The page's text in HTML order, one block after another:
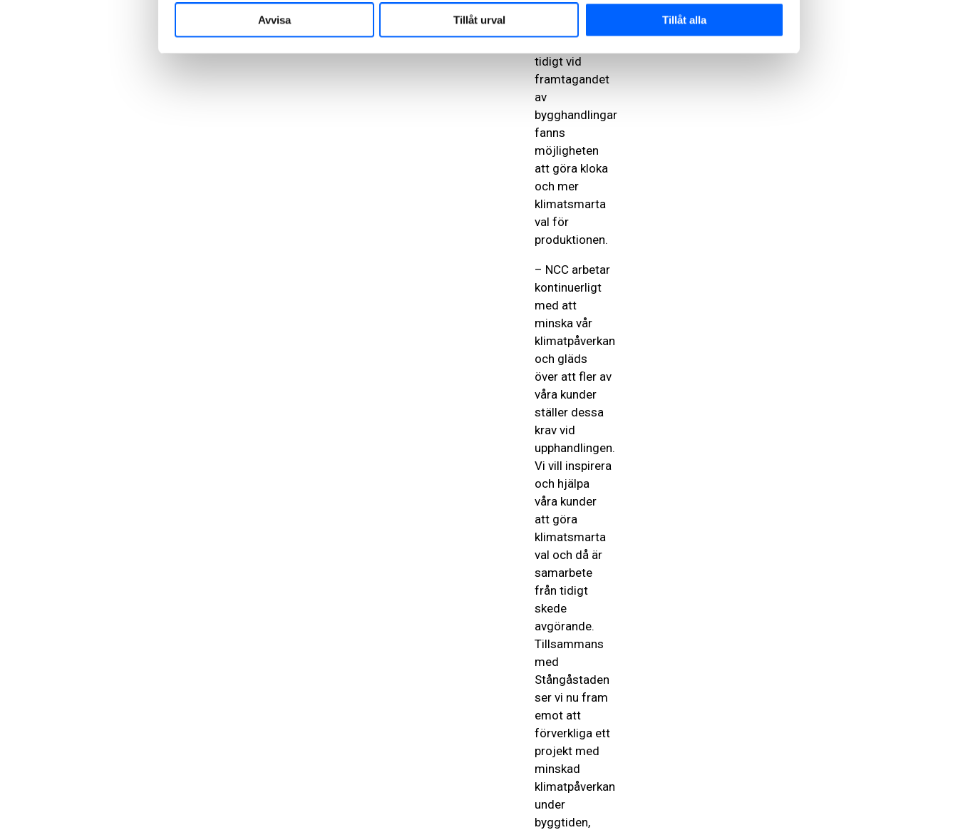
Avvisa Tillåt urval Tillåt alla
Genom att
tidigt vid
framtagandet
av
bygghandlingar
fanns
möjligheten
att göra kloka
och mer
klimatsmarta
val för
produktionen.
– NCC arbetar
kontinuerligt
med att
minska vår
klimatpåverkan
och gläds
över att fler av
våra kunder
ställer dessa
krav vid
upphandlingen.
Vi vill inspirera
och hjälpa
våra kunder
att göra
klimatsmarta
val och då är
samarbete
från tidigt
skede
avgörande.
Tillsammans
med
Stångåstaden
ser vi nu fram
emot att
förverkliga ett
projekt med
minskad
klimatpåverkan
under
byggtiden,